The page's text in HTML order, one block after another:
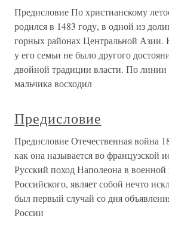
Предисловие По христианскому
родился в 1483 году, в одной из
горных районах Центральной Азии.
у его семьи не было другого
двойной традиции власти. По линии
мальчика восходил
Предисловие
Предисловие Отечественная война
как она называется во французской
Русский поход Наполеона в военной
Российского, являет собой нечто
был первый случай со дня
России